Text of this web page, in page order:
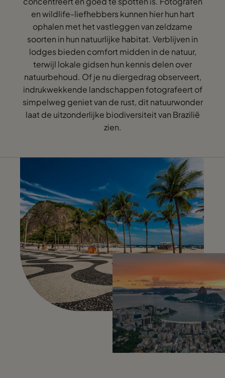
en wildlife-liefhebbers kunnen hier hun hart
ophalen met het vastleggen van zeldzame
soorten in hun natuurlijke habitat. Verblijven in
lodges bieden comfort midden in de natuur,
terwijl lokale gidsen hun kennis delen over
natuurbehoud. Of je nu diergedrag observeert,
indrukwekkende landschappen fotografeert of
simpelweg geniet van de rust, dit natuurwonder
laat de uitzonderlijke biodiversiteit van Brazilië
zien.